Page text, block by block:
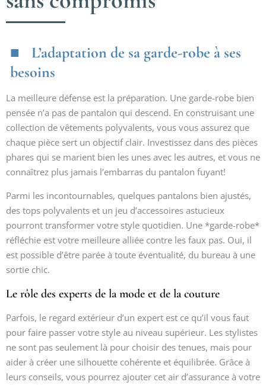
L’adaptation de sa garde-robe à ses
besoins
La meilleure défense est la préparation. Une garde-robe bien
pensée n’a pas de pantalon qui descend. En construisant une
collection de vêtements polyvalents, vous vous assurez que
chaque pièce sert un objectif clair. Investissez dans des pièces
phares qui se marient bien les unes avec les autres, et vous ne
connaîtrez plus jamais l’embarras du pantalon fuyant!
Parmi les incontournables, quelques pantalons bien ajustés,
des tops polyvalents et un jeu d’accessoires astucieux
pourront transformer votre style quotidien. Une *garde-robe*
réfléchie est votre meilleure alliée contre les faux pas. Oui, il
est possible d’être parée à toute éventualité, du bureau à une
sortie chic.
Le rôle des experts de la mode et de la couture
Parfois, le regard extérieur d’un expert est ce qu’il vous faut
pour faire passer votre style au niveau supérieur. Les stylistes
ne sont pas seulement là pour choisir des tenues, mais pour
aider à créer une silhouette cohérente et équilibrée. Grâce à
leurs conseils, vous pourrez ajouter cet air d’assurance à votre